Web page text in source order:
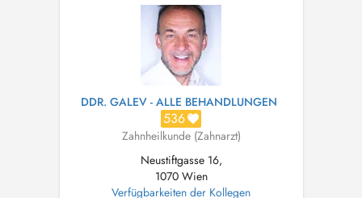
DDR. GALEV - ALLE BEHANDLUNGEN
536
Zahnheilkunde (Zahnarzt)
Neustiftgasse 16,
1070 Wien
Verfügbarkeiten der Kollegen